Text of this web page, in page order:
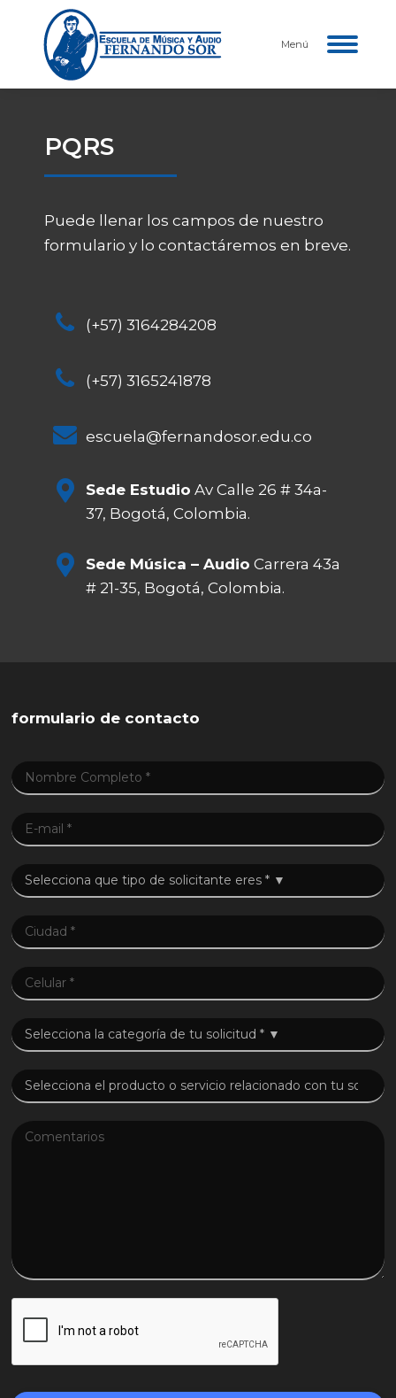
Menú
PQRS
Puede llenar los campos de nuestro
formulario y lo contactáremos en breve.
(+57) 3164284208
(+57) 3165241878
escuela@fernandosor.edu.co
Sede Estudio Av Calle 26 # 34a-
37, Bogotá, Colombia.
Sede Música – Audio Carrera 43a
# 21-35, Bogotá, Colombia.
formulario de contacto